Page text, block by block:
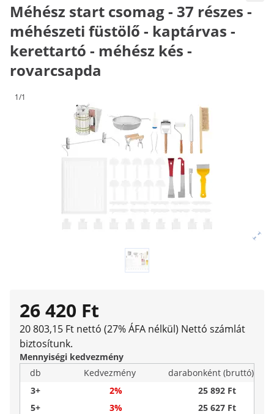
Méhész start csomag - 37 részes -
méhészeti füstölő - kaptárvas -
kerettartó - méhész kés -
rovarcsapda
1/1
26 420 Ft
20 803,15 Ft nettó (27% ÁFA nélkül) Nettó számlát
biztosítunk.
Mennyiségi kedvezmény
db
Kedvezmény
darabonként (bruttó)
3+
2%
25 892 Ft
5+
3%
25 627 Ft